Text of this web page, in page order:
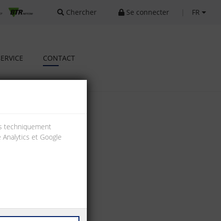
Chercher Se connecter FR
CONTACT
techniquement
et Google